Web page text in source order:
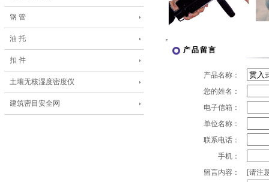
钢 管
油 托
扣 件
土壤无核湿度密度仪
建筑密目安全网
产品留言
产品名称：
您的姓名：
电子信箱：
单位名称：
联系电话：
手机：
留言内容：
[请注